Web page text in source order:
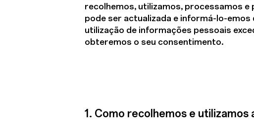
recolhemos, utilizamos, processamos
pode ser actualizada e informá-lo-emos
utilização de informações pessoais
obteremos o seu consentimento.
1. Como recolhemos e